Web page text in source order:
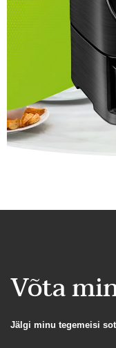
Võta
Jälgi minu tegemeisi